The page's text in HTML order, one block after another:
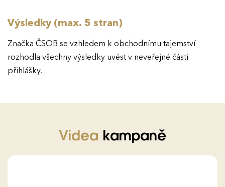
Výsledky (max. 5 stran)
Značka ČSOB se vzhledem k obchodnímu tajemství
rozhodla všechny výsledky uvést v neveřejné části
přihlášky.
Videa kampaně